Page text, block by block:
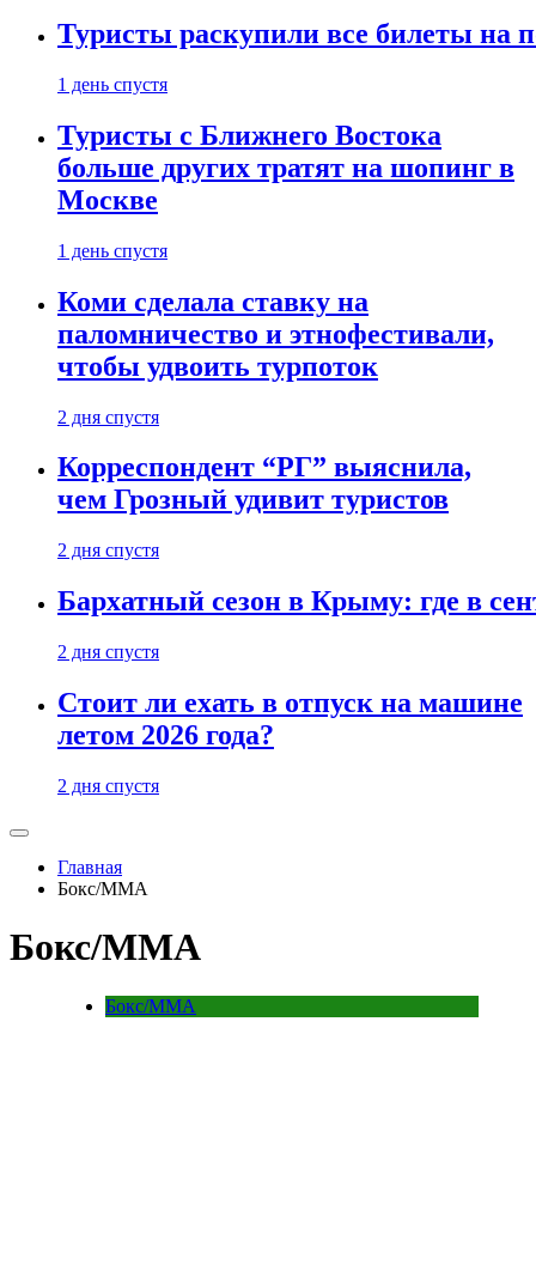
Туристы раскупили все билеты на
1 день спустя
Туристы с Ближнего Востока
больше других тратят на шопинг в
Москве
1 день спустя
Коми сделала ставку на
паломничество и этнофестивали,
чтобы удвоить турпоток
2 дня спустя
Корреспондент “РГ” выяснила,
чем Грозный удивит туристов
2 дня спустя
Бархатный сезон в Крыму: где в
2 дня спустя
Стоит ли ехать в отпуск на машине
летом 2026 года?
2 дня спустя
Главная
Бокс/MMA
Бокс/MMA
Бокс/MMA